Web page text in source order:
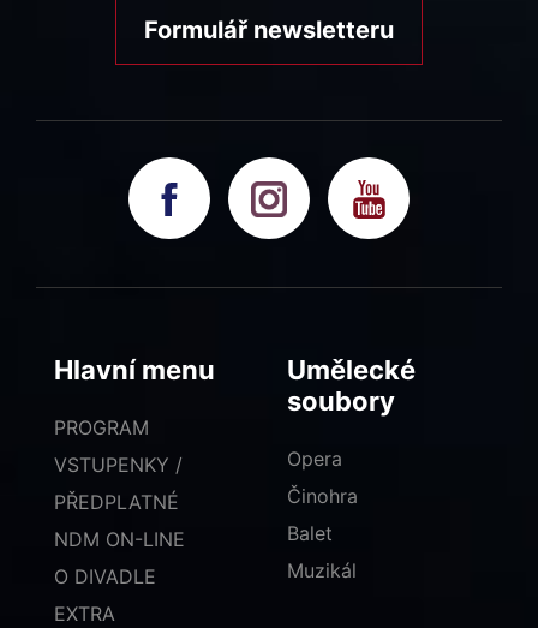
Formulář newsletteru
Hlavní menu
PROGRAM
VSTUPENKY /
PŘEDPLATNÉ
NDM ON-LINE
O DIVADLE
EXTRA
Umělecké
soubory
Opera
Činohra
Balet
Muzikál